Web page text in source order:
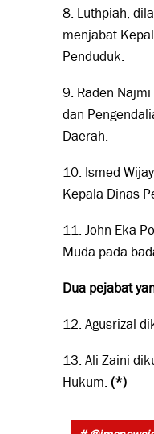
8. Luthpiah,
menjabat
Penduduk.
9. Raden
dan
Daerah.
10. Ismed
Kepala Dinas
11. John Eka
Muda pada
Dua pejabat
12. Agusrizal
13. Ali Zaini
Hukum. (*)